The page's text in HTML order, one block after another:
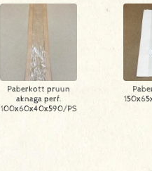
Paberkott pruun
aknaga perf.
100x60x40x590/PS